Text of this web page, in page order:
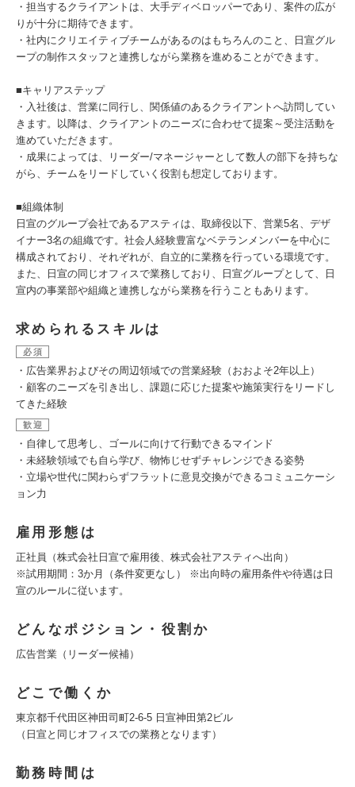
・担当するクライアントは、大手ディベロッパーであり、案件の広が
りが十分に期待できます。
・社内にクリエイティブチームがあるのはもちろんのこと、日宣グル
ープの制作スタッフと連携しながら業務を進めることができます。
■キャリアステップ
・入社後は、営業に同行し、関係値のあるクライアントへ訪問してい
きます。以降は、クライアントのニーズに合わせて提案～受注活動を
進めていただきます。
・成果によっては、リーダー/マネージャーとして数人の部下を持ちな
がら、チームをリードしていく役割も想定しております。
■組織体制
日宣のグループ会社であるアスティは、取締役以下、営業5名、デザ
イナー3名の組織です。社会人経験豊富なベテランメンバーを中心に
構成されており、それぞれが、自立的に業務を行っている環境です。
また、日宣の同じオフィスで業務しており、日宣グループとして、日
宣内の事業部や組織と連携しながら業務を行うこともあります。
求められるスキルは
必須
・広告業界およびその周辺領域での営業経験（おおよそ2年以上）
・顧客のニーズを引き出し、課題に応じた提案や施策実行をリードし
てきた経験
歓迎
・自律して思考し、ゴールに向けて行動できるマインド
・未経験領域でも自ら学び、物怖じせずチャレンジできる姿勢
・立場や世代に関わらずフラットに意見交換ができるコミュニケーシ
ョン力
雇用形態は
正社員（株式会社日宣で雇用後、株式会社アスティへ出向）
※試用期間：3か月（条件変更なし） ※出向時の雇用条件や待遇は日
宣のルールに従います。
どんなポジション・役割か
広告営業（リーダー候補）
どこで働くか
東京都千代田区神田司町2-6-5 日宣神田第2ビル
（日宣と同じオフィスでの業務となります）
勤務時間は